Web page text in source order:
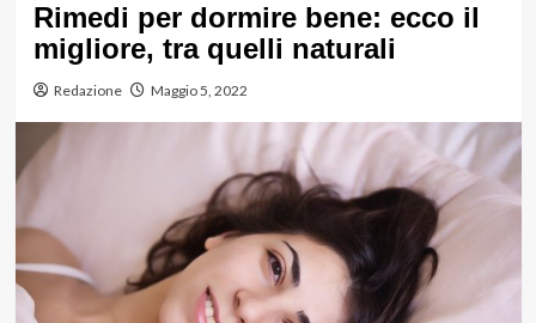
Rimedi per dormire bene: ecco il
migliore, tra quelli naturali
Redazione Maggio 5, 2022